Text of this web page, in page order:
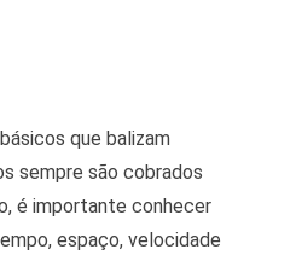
que balizam
sempre são cobrados
é importante conhecer
espaço, velocidade